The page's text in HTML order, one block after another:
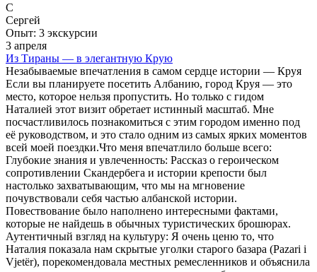
С
Сергей
Опыт: 3 экскурсии
3 апреля
Из Тираны — в элегантную Крую
Незабываемые впечатления в самом сердце истории — Круя ​
Если вы планируете посетить Албанию, город Круя — это
место, которое нельзя пропустить. Но только с гидом
Наталией этот визит обретает истинный масштаб. Мне
посчастливилось познакомиться с этим городом именно под
её руководством, и это стало одним из самых ярких моментов
всей моей поездки. ​Что меня впечатлило больше всего: ​
Глубокие знания и увлеченность: Рассказ о героическом
сопротивлении Скандербега и истории крепости был
настолько захватывающим, что мы на мгновение
почувствовали себя частью албанской истории.
Повествование было наполнено интересными фактами,
которые не найдешь в обычных туристических брошюрах. ​
Аутентичный взгляд на культуру: Я очень ценю то, что
Наталия показала нам скрытые уголки старого базара (Pazari i
Vjetër), порекомендовала местных ремесленников и объяснила